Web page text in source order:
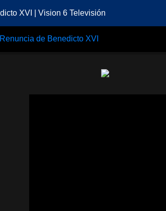
Renuncia de Benedicto XVI